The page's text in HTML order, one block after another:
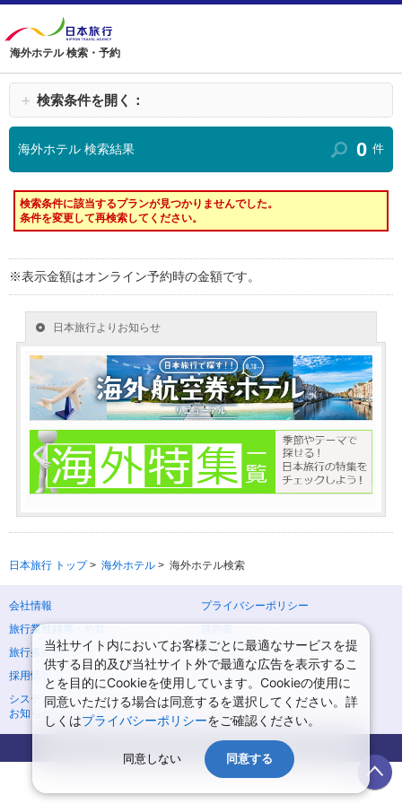
海外ホテル 検索・予約
＋ 検索条件を開く：
海外ホテル 検索結果 0 件
検索条件に該当するプランが見つかりませんでした。
条件を変更して再検索してください。
※表示金額はオンライン予約時の金額です。
日本旅行 トップ> 海外ホテル > 海外ホテル検索
会社情報
プライバシーポリシー
旅行業登録票・約款
旅行条件書
ニュースリリース
採用情報
サイトマップ
システムメンテナンスの
お知らせ
Copyright © NIPPON TRAVEL AGENCY Co.,LTD. All rights reserved.
当社サイト内においてお客様ごとに最適なサービスを提
供する目的及び当社サイト外で最適な広告を表示するこ
とを目的にCookieを使用しています。Cookieの使用に
同意いただける場合は同意するを選択してください。詳
しくはプライバシーポリシーをご確認ください。
同意しない 同意する